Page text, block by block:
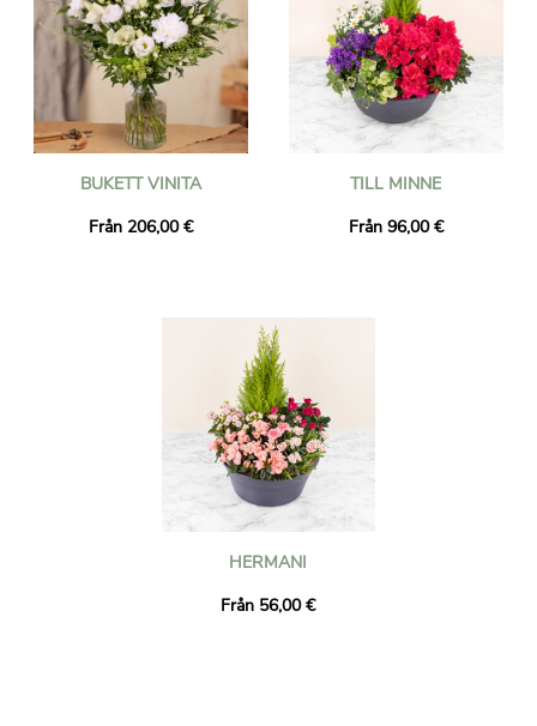
BUKETT VINITA
Från 206,00 €
TILL MINNE
Från 96,00 €
HERMANI
Från 56,00 €